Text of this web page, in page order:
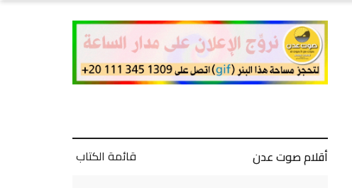
أقلام صوت عدن قائمة الكتاب